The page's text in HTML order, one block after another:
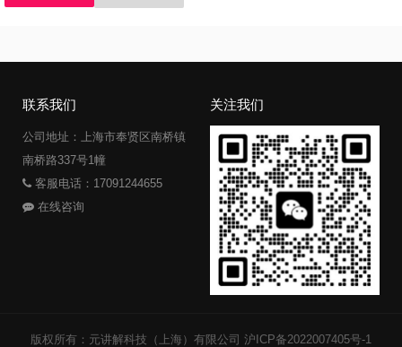
联系我们
公司地址：上海市奉贤区南桥镇
南桥路337号1幢
客服电话：17091244655
在线咨询
关注我们
版权所有：元讲解科技（上海）有限公司 沪ICP备2022007405号-1